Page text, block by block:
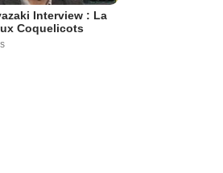
Interview : La
Coquelicots